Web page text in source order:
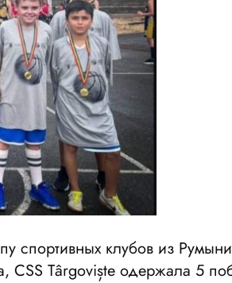
спортивных клубов из
CSS Târgoviște одержала 5